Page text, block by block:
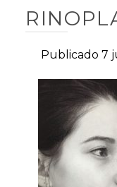
Publicado 7